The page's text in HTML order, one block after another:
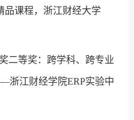
品课程，浙江财经大学
二等奖：跨学科、跨专业
浙江财经学院ERP实验中